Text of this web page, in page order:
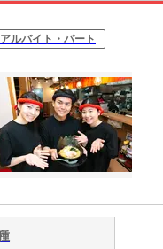
アルバイト・パート